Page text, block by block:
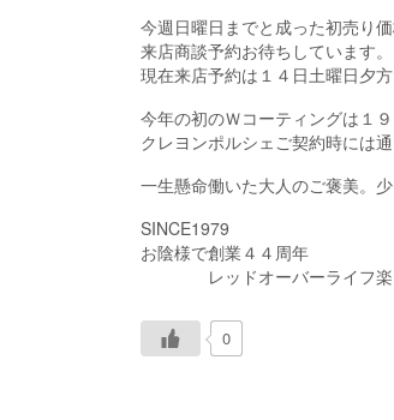
今週日曜日までと成った初売り
来店商談予約お待ちしています
現在来店予約は１４日土曜日夕
今年の初のＷコーティングは１
クレヨンポルシェご契約時には
一生懸命働いた大人のご褒美。
SINCE1979
お陰様で創業４４周年
レッドオーバーライフ楽
0